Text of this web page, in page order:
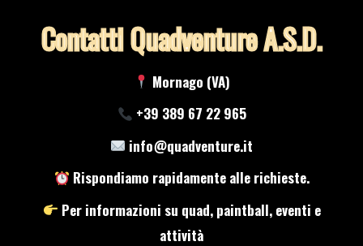
Contatti Quadventure A.S.D.
Mornago (VA)
+39 389 67 22 965
info@quadventure.it
Rispondiamo rapidamente alle richieste.
Per informazioni su quad, paintball, eventi e
attività